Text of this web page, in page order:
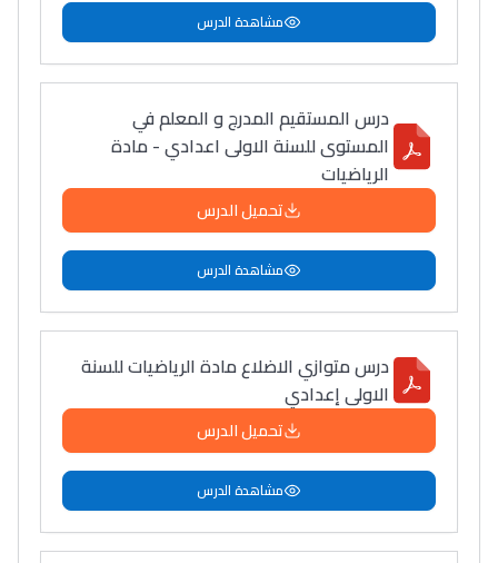
مشاهدة الدرس
درس المستقيم المدرج و المعلم في
المستوى للسنة الاولى اعدادي - مادة
الرياضيات
تحميل الدرس
مشاهدة الدرس
درس متوازي الاضلاع مادة الرياضيات للسنة
الاولى إعدادي
تحميل الدرس
مشاهدة الدرس